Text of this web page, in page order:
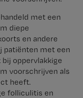
met een
diepe
en andere
patiënten met een
oppervlakkige
voorschrijven als
heeft.
folliculitis en